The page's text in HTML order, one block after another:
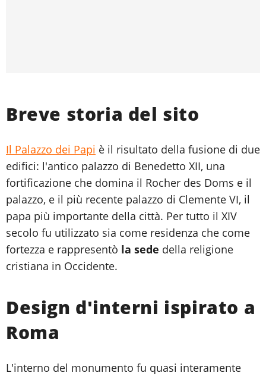
Breve storia del sito
Il Palazzo dei Papi è il risultato della fusione di due
edifici: l'antico palazzo di Benedetto XII, una
fortificazione che domina il Rocher des Doms e il
palazzo, e il più recente palazzo di Clemente VI, il
papa più importante della città. Per tutto il XIV
secolo fu utilizzato sia come residenza che come
fortezza e rappresentò la sede della religione
cristiana in Occidente.
Design d'interni ispirato a
Roma
L'interno del monumento fu quasi interamente